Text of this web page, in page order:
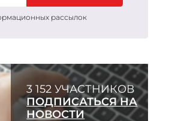
рассылок
3 152 УЧАСТНИКОВ
ПОДПИСАТЬСЯ НА
НОВОСТИ